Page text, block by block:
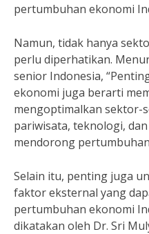
pertumbuhan ekonomi
Namun, tidak hanya
perlu diperhatikan.
senior Indonesia,
ekonomi juga berarti
mengoptimalkan sektor-
pariwisata, teknologi,
mendorong
Selain itu, penting juga
faktor eksternal yang
pertumbuhan ekonomi
dikatakan oleh Dr. Sri